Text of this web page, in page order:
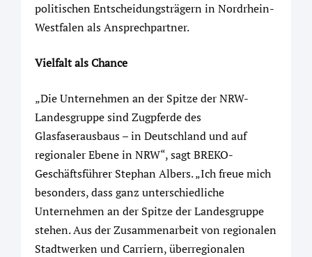
politischen Entscheidungsträgern in Nordrhein-
Westfalen als Ansprechpartner.
Vielfalt als Chance
„Die Unternehmen an der Spitze der NRW-
Landesgruppe sind Zugpferde des
Glasfaserausbaus – in Deutschland und auf
regionaler Ebene in NRW“, sagt BREKO-
Geschäftsführer Stephan Albers. „Ich freue mich
besonders, dass ganz unterschiedliche
Unternehmen an der Spitze der Landesgruppe
stehen. Aus der Zusammenarbeit von regionalen
Stadtwerken und Carriern, überregionalen